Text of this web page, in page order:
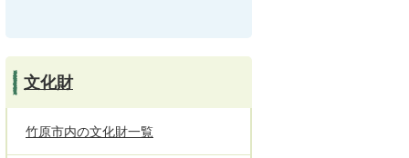
文化財
竹原市内の文化財一覧